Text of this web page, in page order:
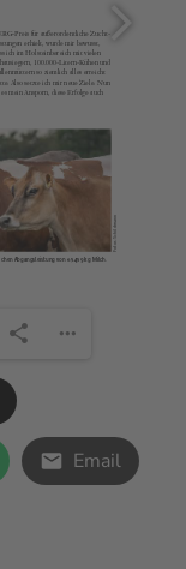
Email